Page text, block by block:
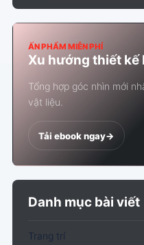
ẤN PHẨM MIỄN PHÍ
Xu hướng thiết
Tổng hợp góc nhìn mới
vật liệu.
Tải ebook ngay->
Danh mục bài viết
Trang trí